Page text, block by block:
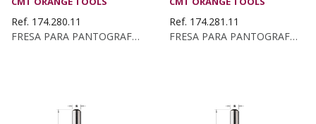
Ref. 174.280.11
FRESA PARA PANTOGRAFO Z2+1 HW D:28X10 S:8 DX
Ref. 174.281.11
FRESA PARA PANTOGRAFO Z2+1 HW D:28X30x70...